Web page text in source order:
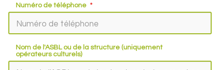
Numéro de téléphone
Nom de l'ASBL ou de la structure (uniquement
opérateurs culturels)